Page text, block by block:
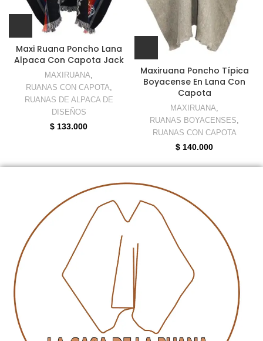
Maxi Ruana Poncho Lana
Alpaca Con Capota Jack
MAXIRUANA
RUANAS CON CAPOTA
RUANAS DE ALPACA DE
DISEÑOS
$ 133.000
Maxiruana Poncho Típica
Boyacense En Lana Con
Capota
MAXIRUANA
RUANAS BOYACENSES
RUANAS CON CAPOTA
$ 140.000